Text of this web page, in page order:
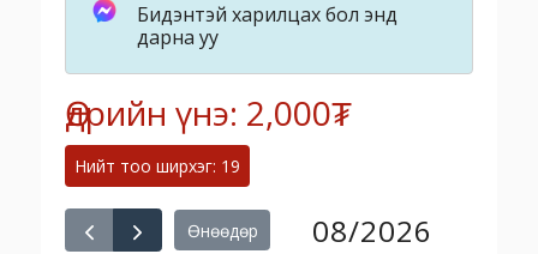
Бидэнтэй харилцах бол энд
дарна уу
Өдрийн үнэ: 2,000₮
Нийт тоо ширхэг: 19
Өнөөдөр 08/2026